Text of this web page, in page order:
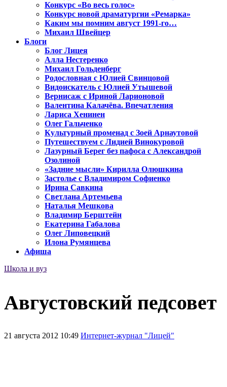
Конкурс «Во весь голос»
Конкурс новой драматургии «Ремарка»
Каким мы помним август 1991-го…
Михаил Швейцер
Блоги
Блог Лицея
Алла Нестеренко
Михаил Гольденберг
Родословная с Юлией Свинцовой
Видоискатель с Юлией Утышевой
Вернисаж с Ириной Ларионовой
Валентина Калачёва. Впечатления
Лариса Хенинен
Олег Гальченко
Культурный променад с Зоей Арнаутовой
Путешествуем с Лидией Винокуровой
Лазурный Берег без пафоса с Александрой
Озолиной
«Задние мысли» Кирилла Олюшкина
Застолье с Владимиром Софиенко
Ирина Савкина
Светлана Артемьева
Наталья Мешкова
Владимир Берштейн
Екатерина Габалова
Олег Липовецкий
Илона Румянцева
Афиша
Школа и вуз
Августовский педсовет
21 августа 2012 10:49 Интернет-журнал "Лицей"